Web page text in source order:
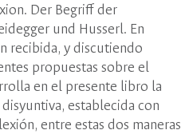
Der Begriff der
und Husserl. En
recibida, y discutiendo
propuestas sobre el
en el presente libro la
establecida con
entre estas dos maneras